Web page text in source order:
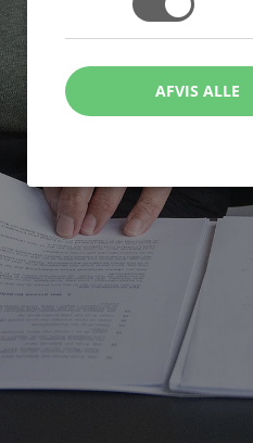
AFVIS ALLE